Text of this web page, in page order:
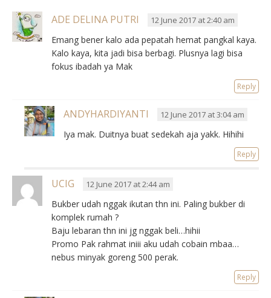
ADE DELINA PUTRI 12 June 2017 at 2:40 am
Emang bener kalo ada pepatah hemat pangkal kaya.
Kalo kaya, kita jadi bisa berbagi. Plusnya lagi bisa
fokus ibadah ya Mak
Reply
ANDYHARDIYANTI 12 June 2017 at 3:04 am
Iya mak. Duitnya buat sedekah aja yakk. Hihihi
Reply
UCIG 12 June 2017 at 2:44 am
Bukber udah nggak ikutan thn ini. Paling bukber di
komplek rumah ?
Baju lebaran thn ini jg nggak beli…hihii
Promo Pak rahmat iniii aku udah cobain mbaa…
nebus minyak goreng 500 perak.
Reply